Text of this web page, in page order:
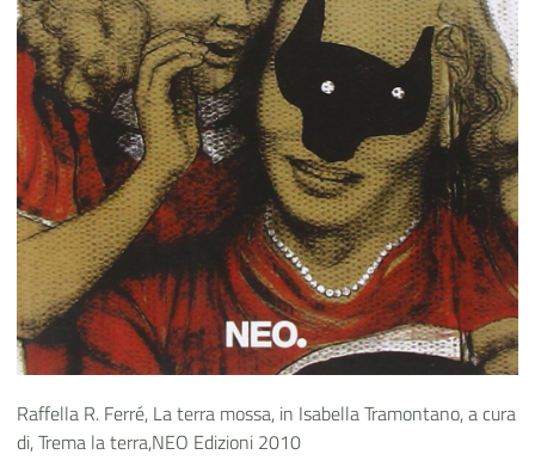
Raffella R. Ferré, La terra mossa, in Isabella Tramontano, a cura
di, Trema la terra,NEO Edizioni 2010